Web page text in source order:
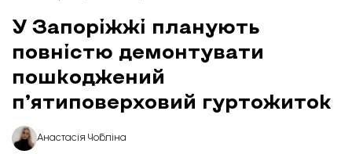
У Запоріжжі планують
повністю демонтувати
пошкоджений
п’ятиповерховий гуртожиток
Анастасія Чобліна